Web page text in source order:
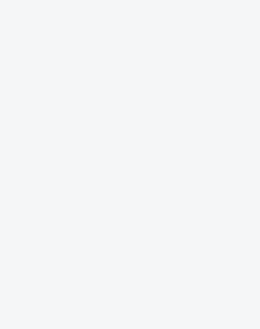
sa citoyenneté crée de la valeur pour ses
BoursoBank intègrera
Après de multiples hésitations,
final la solution de virement SEPA Wero